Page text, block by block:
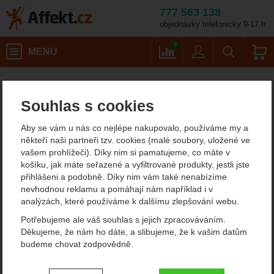
Souhlas s cookies
Aby se vám u nás co nejlépe nakupovalo, používáme my a
někteří naši partneři tzv. cookies (malé soubory, uložené ve
vašem prohlížeči). Díky nim si pamatujeme, co máte v
košíku, jak máte seřazené a vyfiltrované produkty, jestli jste
přihlášeni a podobně. Díky nim vám také nenabízíme
nevhodnou reklamu a pomáhají nám například i v
analýzách, které používáme k dalšímu zlepšování webu.
Potřebujeme ale váš souhlas s jejich zpracováváním.
Děkujeme, že nám ho dáte, a slibujeme, že k vašim datům
budeme chovat zodpovědně.
Nastavení souhlasů s kategoriemi
777 563 138
objednávky telefonicky 9-17 h.
MENU Porovnání
7
Porovnání
Porovnání